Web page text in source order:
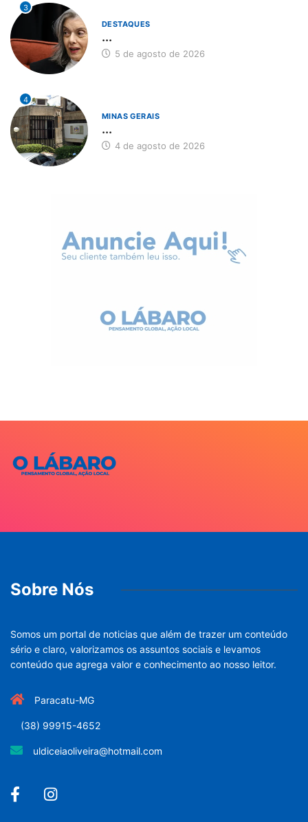
3
DESTAQUES
...
5 de agosto de 2026
4
MINAS GERAIS
...
4 de agosto de 2026
Sobre Nós
Somos um portal de noticias que além de trazer um conteúdo
sério e claro, valorizamos os assuntos sociais e levamos
conteúdo que agrega valor e conhecimento ao nosso leitor.
Paracatu-MG
(38) 99915-4652
uldiceiaoliveira@hotmail.com